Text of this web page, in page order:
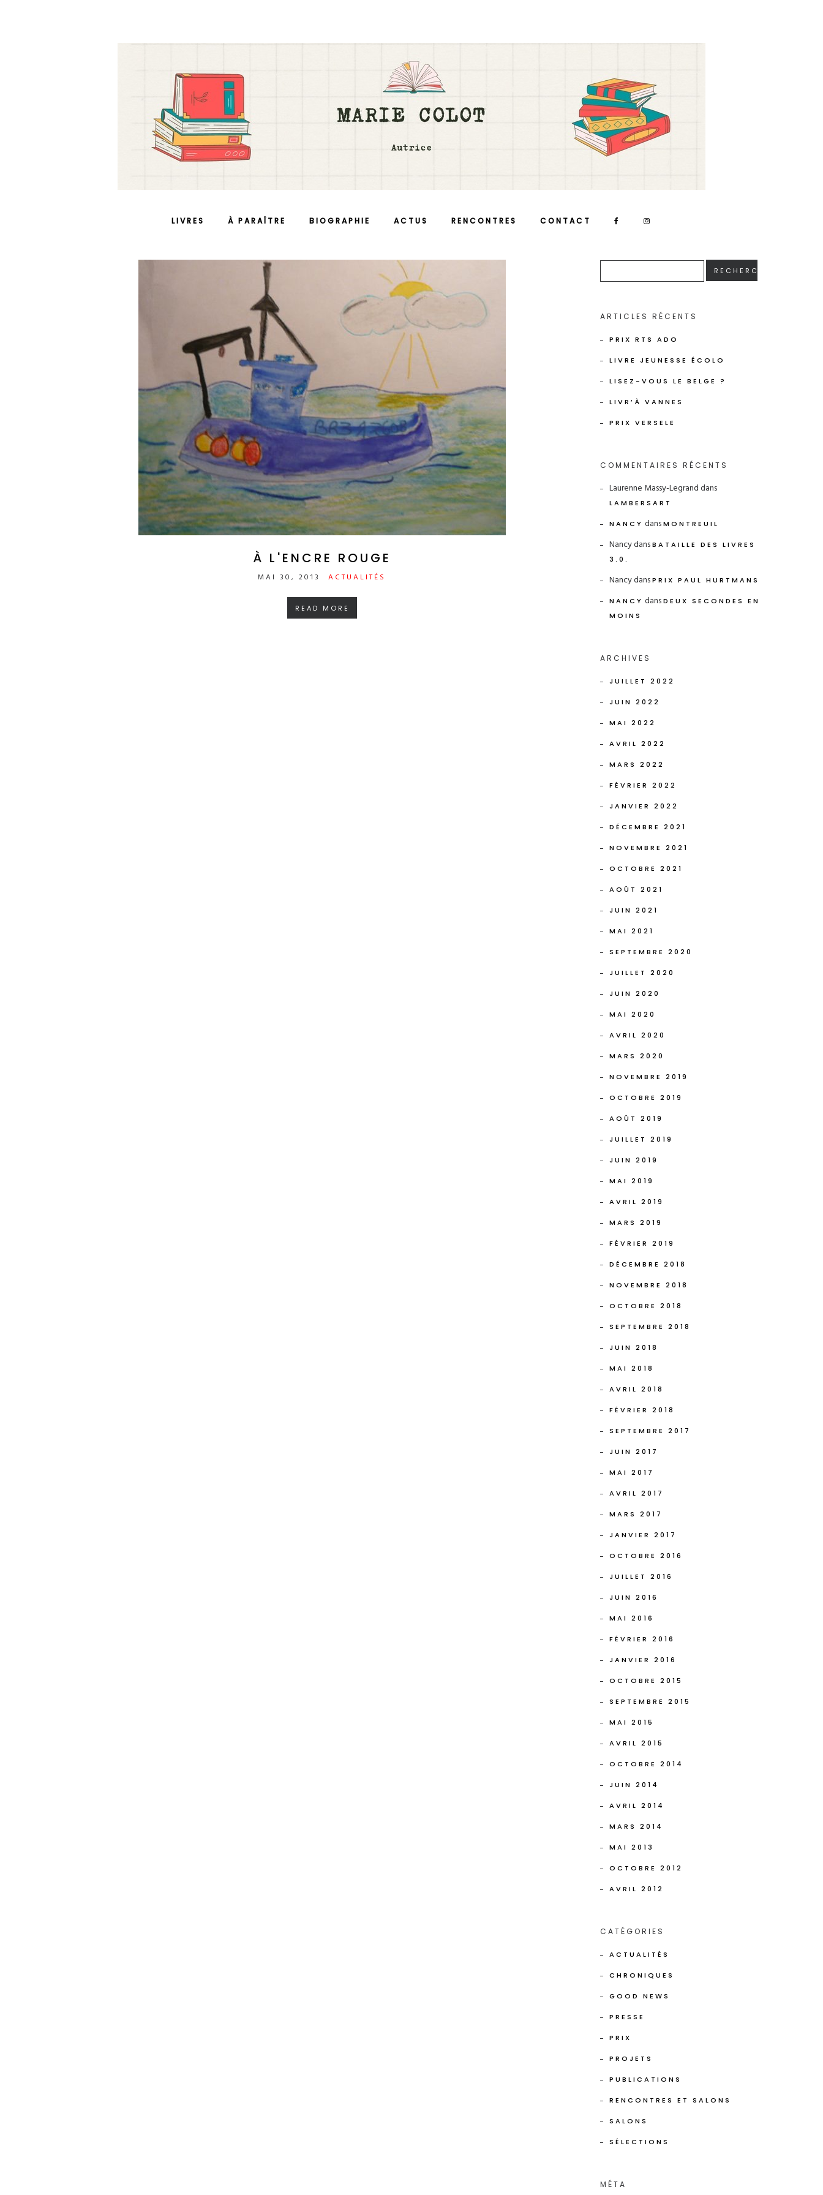
LIVRES À PARAÎTRE BIOGRAPHIE ACTUS RENCONTRES CONTACT
À L'ENCRE ROUGE
MAI 30, 2013 ACTUALITÉS
READ MORE
RECHERCHER :
ARTICLES RÉCENTS
PRIX RTS ADO
LIVRE JEUNESSE ÉCOLO
LISEZ-VOUS LE BELGE ?
LIVR’À VANNES
PRIX VERSELE
COMMENTAIRES RÉCENTS
Laurenne Massy-Legranddans
LAMBERSART
NANCY dansMONTREUIL
NancydansBATAILLE DES LIVRES
3.0.
NancydansPRIX PAUL HURTMANS
NANCY dansDEUX SECONDES EN
MOINS
ARCHIVES
JUILLET 2022
JUIN 2022
MAI 2022
AVRIL 2022
MARS 2022
FÉVRIER 2022
JANVIER 2022
DÉCEMBRE 2021
NOVEMBRE 2021
OCTOBRE 2021
AOÛT 2021
JUIN 2021
MAI 2021
SEPTEMBRE 2020
JUILLET 2020
JUIN 2020
MAI 2020
AVRIL 2020
MARS 2020
NOVEMBRE 2019
OCTOBRE 2019
AOÛT 2019
JUILLET 2019
JUIN 2019
MAI 2019
AVRIL 2019
MARS 2019
FÉVRIER 2019
DÉCEMBRE 2018
NOVEMBRE 2018
OCTOBRE 2018
SEPTEMBRE 2018
JUIN 2018
MAI 2018
AVRIL 2018
FÉVRIER 2018
SEPTEMBRE 2017
JUIN 2017
MAI 2017
AVRIL 2017
MARS 2017
JANVIER 2017
OCTOBRE 2016
JUILLET 2016
JUIN 2016
MAI 2016
FÉVRIER 2016
JANVIER 2016
OCTOBRE 2015
SEPTEMBRE 2015
MAI 2015
AVRIL 2015
OCTOBRE 2014
JUIN 2014
AVRIL 2014
MARS 2014
MAI 2013
OCTOBRE 2012
AVRIL 2012
CATÉGORIES
ACTUALITÉS
CHRONIQUES
GOOD NEWS
PRESSE
PRIX
PROJETS
PUBLICATIONS
RENCONTRES ET SALONS
SALONS
SÉLECTIONS
MÉTA